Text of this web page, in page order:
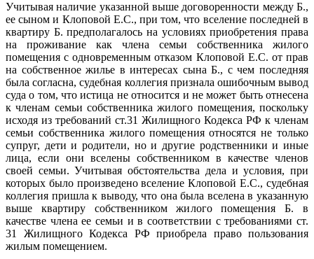
Учитывая наличие указанной выше договоренности между Б.,
ее сыном и Клоповой Е.С., при том, что вселение последней в
квартиру Б. предполагалось на условиях приобретения права
на проживание как члена семьи собственника жилого
помещения с одновременным отказом Клоповой Е.С. от прав
на собственное жилье в интересах сына Б., с чем последняя
была согласна, судебная коллегия признала ошибочным вывод
суда о том, что истица не относится и не может быть отнесена
к членам семьи собственника жилого помещения, поскольку
исходя из требований ст.31 Жилищного Кодекса РФ к членам
семьи собственника жилого помещения относятся не только
супруг, дети и родители, но и другие родственники и иные
лица, если они вселены собственником в качестве членов
своей семьи. Учитывая обстоятельства дела и условия, при
которых было произведено вселение Клоповой Е.С., судебная
коллегия пришла к выводу, что она была вселена в указанную
выше квартиру собственником жилого помещения Б. в
качестве члена ее семьи и в соответствии с требованиями ст.
31 Жилищного Кодекса РФ приобрела право пользования
жилым помещением.